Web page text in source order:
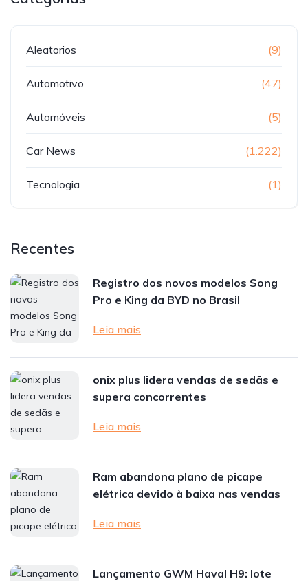
Aleatorios (9)
Automotivo (47)
Automóveis (5)
Car News (1.222)
Tecnologia (1)
Recentes
Registro dos novos modelos Song
Pro e King da BYD no Brasil
Leia mais
onix plus lidera vendas de sedãs e
supera concorrentes
Leia mais
Ram abandona plano de picape
elétrica devido à baixa nas vendas
Leia mais
Lançamento GWM Haval H9: lote